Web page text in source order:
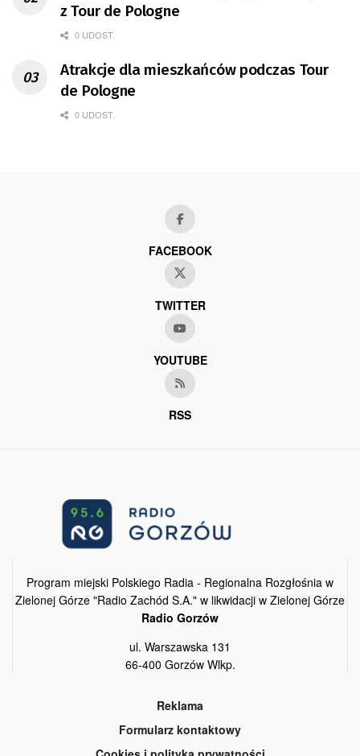
z Tour de Pologne
0 UDOST.
Atrakcje dla mieszkańców podczas Tour
de Pologne
0 UDOST.
FACEBOOK
TWITTER
YOUTUBE
RSS
Program miejski Polskiego Radia - Regionalna Rozgłośnia w
Zielonej Górze "Radio Zachód S.A." w likwidacji w Zielonej Górze
Radio Gorzów
ul. Warszawska 131
66-400 Gorzów Wlkp.
Reklama
Formularz kontaktowy